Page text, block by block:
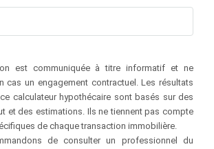
est communiquée à titre informatif et ne
cas un engagement contractuel. Les résultats
calculateur hypothécaire sont basés sur des
et des estimations. Ils ne tiennent pas compte
de chaque transaction immobilière.
de consulter un professionnel du